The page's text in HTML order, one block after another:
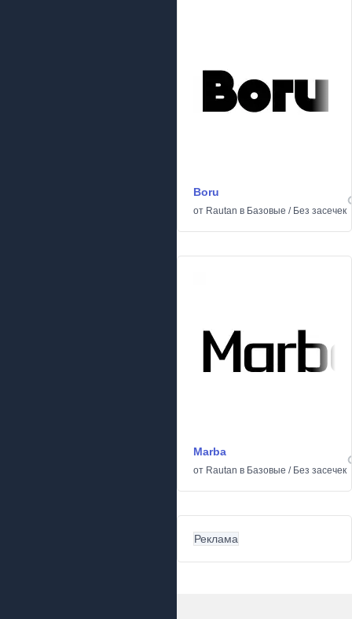
Boru
от Rautan в Базовые / Без засечек
Marba
от Rautan в Базовые / Без засечек
Реклама